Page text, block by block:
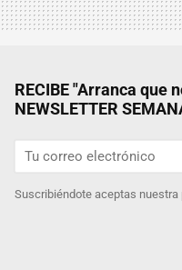
RECIBE "Arranca que
NEWSLETTER
Suscribiéndote aceptas nuestra